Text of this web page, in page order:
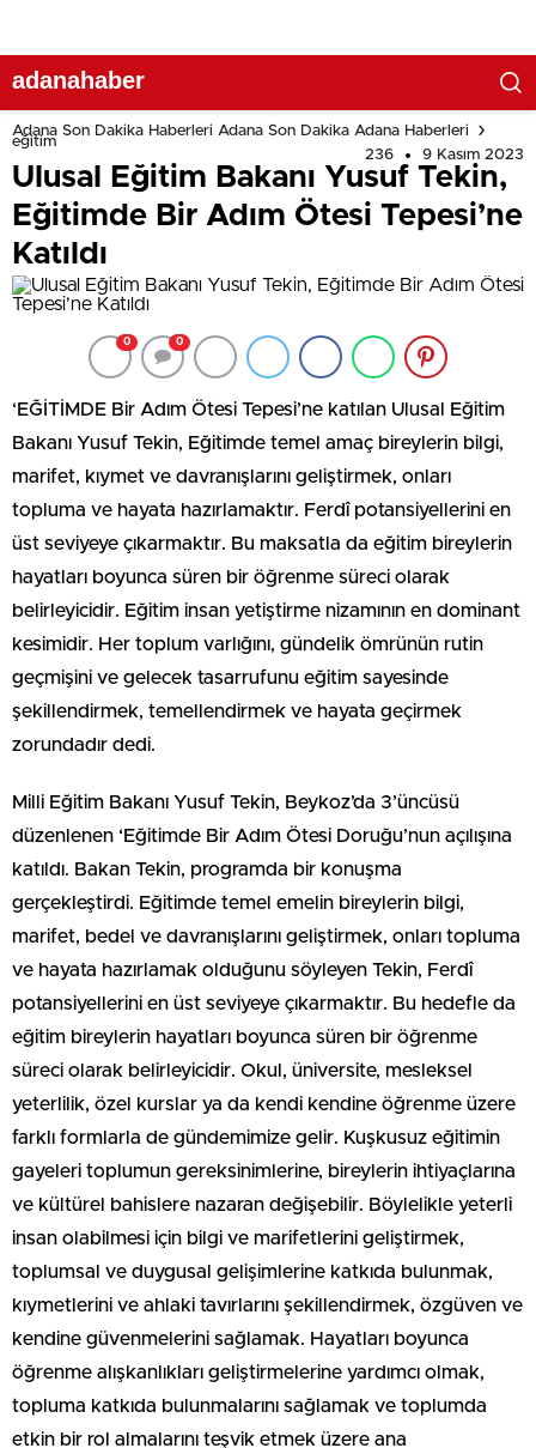
adanahaber
Adana Son Dakika Haberleri Adana Son Dakika Adana Haberleri
eğitim
236
9 Kasım 2023
Ulusal Eğitim Bakanı Yusuf Tekin,
Eğitimde Bir Adım Ötesi Tepesi’ne
Katıldı
0 0
‘EĞİTİMDE Bir Adım Ötesi Tepesi’ne katılan Ulusal Eğitim
Bakanı Yusuf Tekin, Eğitimde temel amaç bireylerin bilgi,
marifet, kıymet ve davranışlarını geliştirmek, onları
topluma ve hayata hazırlamaktır. Ferdî potansiyellerini en
üst seviyeye çıkarmaktır. Bu maksatla da eğitim bireylerin
hayatları boyunca süren bir öğrenme süreci olarak
belirleyicidir. Eğitim insan yetiştirme nizamının en dominant
kesimidir. Her toplum varlığını, gündelik ömrünün rutin
geçmişini ve gelecek tasarrufunu eğitim sayesinde
şekillendirmek, temellendirmek ve hayata geçirmek
zorundadır dedi.
Milli Eğitim Bakanı Yusuf Tekin, Beykoz’da 3’üncüsü
düzenlenen ‘Eğitimde Bir Adım Ötesi Doruğu’nun açılışına
katıldı. Bakan Tekin, programda bir konuşma
gerçekleştirdi. Eğitimde temel emelin bireylerin bilgi,
marifet, bedel ve davranışlarını geliştirmek, onları topluma
ve hayata hazırlamak olduğunu söyleyen Tekin, Ferdî
potansiyellerini en üst seviyeye çıkarmaktır. Bu hedefle da
eğitim bireylerin hayatları boyunca süren bir öğrenme
süreci olarak belirleyicidir. Okul, üniversite, mesleksel
yeterlilik, özel kurslar ya da kendi kendine öğrenme üzere
farklı formlarla de gündemimize gelir. Kuşkusuz eğitimin
gayeleri toplumun gereksinimlerine, bireylerin ihtiyaçlarına
ve kültürel bahislere nazaran değişebilir. Böylelikle yeterli
insan olabilmesi için bilgi ve marifetlerini geliştirmek,
toplumsal ve duygusal gelişimlerine katkıda bulunmak,
kıymetlerini ve ahlaki tavırlarını şekillendirmek, özgüven ve
kendine güvenmelerini sağlamak. Hayatları boyunca
öğrenme alışkanlıkları geliştirmelerine yardımcı olmak,
topluma katkıda bulunmalarını sağlamak ve toplumda
etkin bir rol almalarını teşvik etmek üzere ana